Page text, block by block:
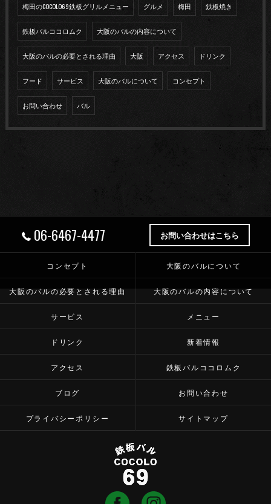
梅田のCOCOLO69鉄板グリルメニュー グルメ 梅田 鉄板焼き
鉄板バルココロムク 大阪のバルの内容について
大阪のバルの必要とされる理由 大阪 アクセス ドリンク
フード サービス 大阪のバルについて コンセプト
お問い合わせ バル
06-6467-4477 お問い合わせはこちら
コンセプト 大阪のバルについて
大阪のバルの必要とされる理由 大阪のバルの内容について
サービス メニュー
ドリンク 新着情報
アクセス 鉄板バルココロムク
ブログ お問い合わせ
プライバシーポリシー サイトマップ